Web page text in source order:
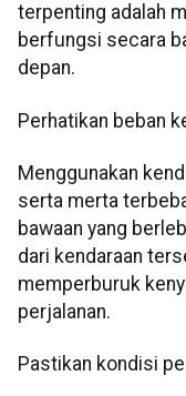
terpenting adalah
berfungsi secara
depan.
Perhatikan beban
Menggunakan
serta merta
bawaan yang
dari kendaraan
memperburuk
perjalanan.
Pastikan kondisi